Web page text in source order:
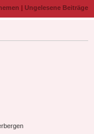
| Ungelesene Beiträge